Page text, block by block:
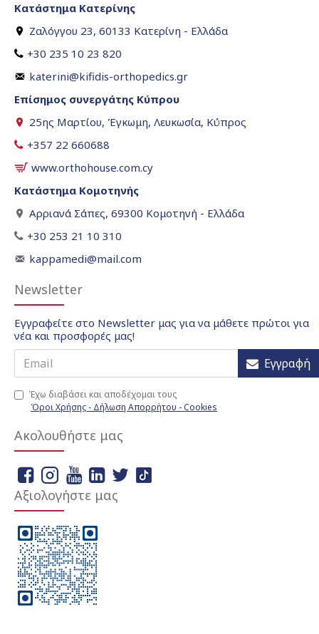
Κατάστημα Κατερίνης
Ζαλόγγου 23, 60133 Κατερίνη - Ελλάδα
+30 235 10 23 820
katerini@kifidis-orthopedics.gr
Επίσημος συνεργάτης Κύπρου
25ης Μαρτίου, Έγκωμη, Λευκωσία, Κύπρος
+357 22 660688
www.orthohouse.com.cy
Κατάστημα Κομοτηνής
Αρριανά Σάπες, 69300 Κομοτηνή - Ελλάδα
+30 253 21 10 310
kappamedi@mail.com
Newsletter
Εγγραφείτε στο Newsletter μας για να μάθετε πρώτοι για
νέα και προσφορές μας!
Εγγραφή
Έχω διαβάσει και αποδέχομαι τους
Όροι Χρήσης - Δήλωση Απορρήτου - Cookies
Ακολουθήστε μας
Αξιολογήστε μας